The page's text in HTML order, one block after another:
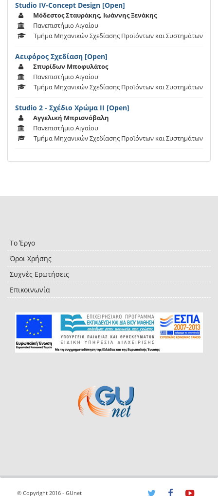
Studio IV-Concept Design [Open]
Μόδεστος Σταυράκης, Ιωάννης Ξενάκης
Πανεπιστήμιο Αιγαίου
Τμήμα Μηχανικών Σχεδίασης Προϊόντων και Συστημάτων
Αειφόρος Σχεδίαση [Open]
Σπυρίδων Μποφυλάτος
Πανεπιστήμιο Αιγαίου
Τμήμα Μηχανικών Σχεδίασης Προϊόντων και Συστημάτων
Studio 2 - Σχέδιο Χρώμα ΙΙ [Open]
Αγγελική Μπρισνόβαλη
Πανεπιστήμιο Αιγαίου
Τμήμα Μηχανικών Σχεδίασης Προϊόντων και Συστημάτων
Το Έργο
Όροι Χρήσης
Συχνές Ερωτήσεις
Επικοινωνία
© Copyright 2016 - GUnet